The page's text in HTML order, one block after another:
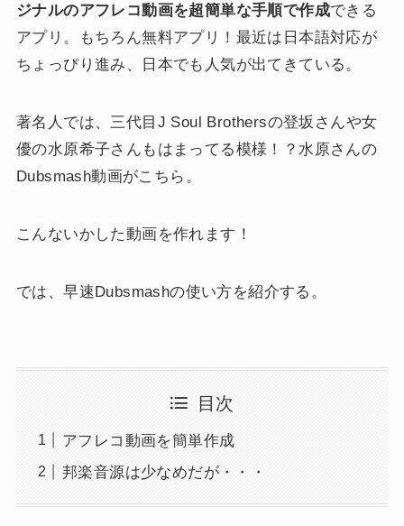
ジナルのアフレコ動画を超簡単な手順で作成できる
アプリ。もちろん無料アプリ！最近は日本語対応が
ちょっぴり進み、日本でも人気が出てきている。
著名人では、三代目J Soul Brothersの登坂さんや女
優の水原希子さんもはまってる模様！？水原さんの
Dubsmash動画がこちら。
こんないかした動画を作れます！
では、早速Dubsmashの使い方を紹介する。
目次
アフレコ動画を簡単作成
邦楽音源は少なめだが・・・